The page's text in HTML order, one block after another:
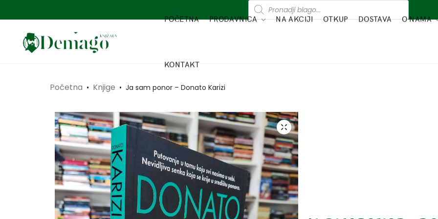
POČETNA PRODAVNICA NA AKCIJI OTKUP DOSTAVA O NAMA
KONTAKT
Početna • Knjige • Ja sam ponor – Donato Karizi